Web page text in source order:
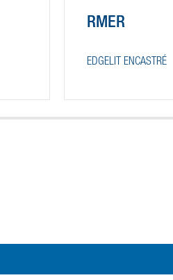
RMER
EDGELIT ENCASTRÉ